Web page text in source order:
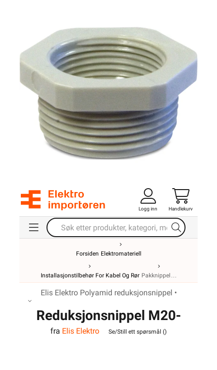
Logg inn Handlekurv
Forsiden Elektromateriell
Installasjonstilbehør For Kabel Og Rør Pakknippel
Elis Elektro Polyamid reduksjonsnippel •
Reduksjonsnippel M20-
M16 Polyamid
fra Elis Elektro Se/Still ett spørsmål ()